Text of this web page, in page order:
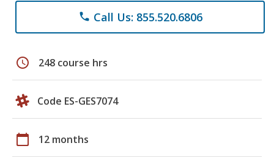
phone Call Us: 855.520.6806
schedule 248 course hrs
Code ES-GES7074
calendar_today 12 months